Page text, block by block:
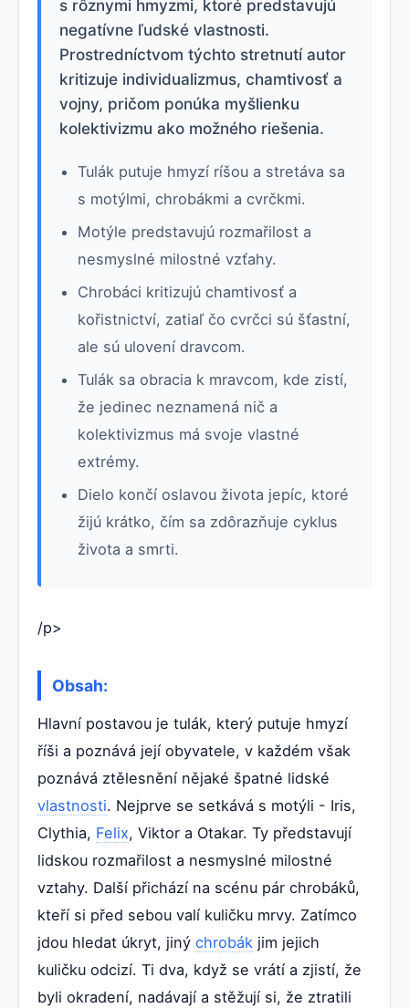
s rôznymi hmyzmi, ktoré predstavujú
negatívne ľudské vlastnosti.
Prostredníctvom týchto stretnutí autor
kritizuje individualizmus, chamtivosť a
vojny, pričom ponúka myšlienku
kolektivizmu ako možného riešenia.
Tulák putuje hmyzí ríšou a stretáva sa
s motýlmi, chrobákmi a cvrčkmi.
Motýle predstavujú rozmařilost a
nesmyslné milostné vzťahy.
Chrobáci kritizujú chamtivosť a
kořistnictví, zatiaľ čo cvrčci sú šťastní,
ale sú ulovení dravcom.
Tulák sa obracia k mravcom, kde zistí,
že jedinec neznamená nič a
kolektivizmus má svoje vlastné
extrémy.
Dielo končí oslavou života jepíc, ktoré
žijú krátko, čím sa zdôrazňuje cyklus
života a smrti.
/p>
Obsah:
Hlavní postavou je tulák, který putuje hmyzí
říši a poznává její obyvatele, v každém však
poznává ztělesnění nějaké špatné lidské
vlastnosti. Nejprve se setkává s motýli - Iris,
Clythia, Felix, Viktor a Otakar. Ty představují
lidskou rozmařilost a nesmyslné milostné
vztahy. Další přichází na scénu pár chrobáků,
kteří si před sebou valí kuličku mrvy. Zatímco
jdou hledat úkryt, jiný chrobák jim jejich
kuličku odcizí. Ti dva, když se vrátí a zjistí, že
byli okradení, nadávají a stěžují si, že ztratili